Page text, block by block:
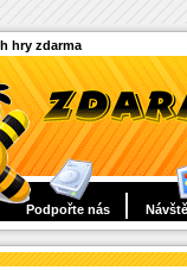
hry zdarma
Podpořte nás